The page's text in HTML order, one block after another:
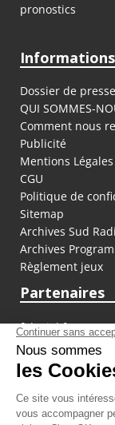
pronostics
Informations
Dossier de presse
QUI SOMMES-
Comment nous
Publicité
Mentions Légales
CGU
Politique de
Sitemap
Archives Sud
Archives
Règlement jeux
Partenaires
fiducial.fr
lyoncapitale.fr
olympique-et-
L'application